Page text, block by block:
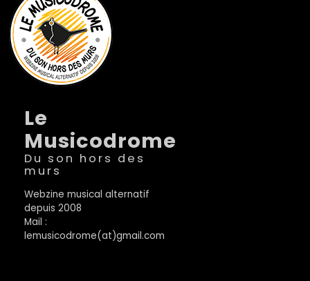
Le
Musicodrome
Du son hors des
murs
Webzine musical alternatif
depuis 2008
Mail :
lemusicodrome(at)gmail.com